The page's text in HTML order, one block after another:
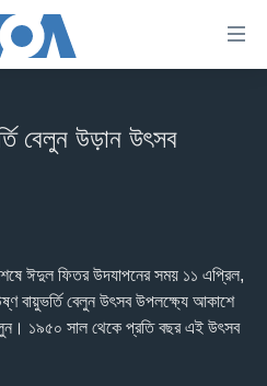
বেলুন উড়ান উৎসব
ঈদুল ফিতর উদযাপনের সময় ১১ এপ্রিল,
বায়ুভর্তি বেলুন উৎসব উপলক্ষ্যে আকাশে
১৯৫০ সাল থেকে প্রতি বছর এই উৎসব